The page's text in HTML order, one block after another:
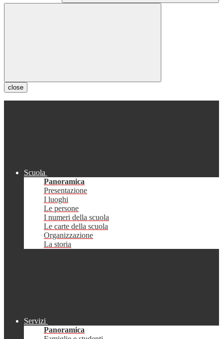
close
Scuola
Panoramica
Presentazione
I luoghi
Le persone
I numeri della scuola
Le carte della scuola
Organizzazione
La storia
Servizi
Panoramica